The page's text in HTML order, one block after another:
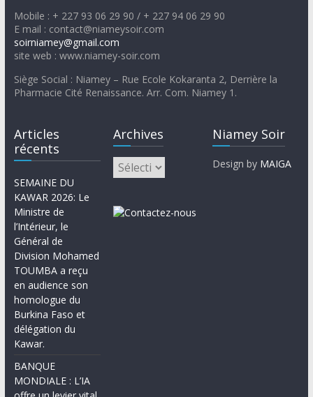
Mobile : + 227 93 06 29 90 / + 227 94 06 29 90
E mail : contact@niameysoir.com
soirniamey@gmail.com
site web : www.niamey-soir.com
Siège Social : Niamey – Rue Ecole Kokaranta 2, Derrière la
Pharmacie Cité Renaissance. Arr. Com. Niamey 1.
Articles
récents
SEMAINE DU
KAWAR 2026: Le
Ministre de
l’Intérieur, le
Général de
Division Mohamed
TOUMBA a reçu
en audience son
homologue du
Burkina Faso et
délégation du
Kawar.
BANQUE
MONDIALE : L’IA
Archives Niamey Soir
Design by MAIGA